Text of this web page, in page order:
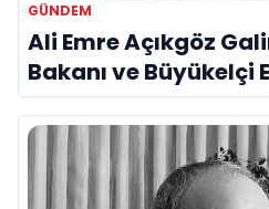
GÜNDEM
Ali Emre Açıkgöz
Bakanı ve Büyükelçi
Bir Araya Geldi